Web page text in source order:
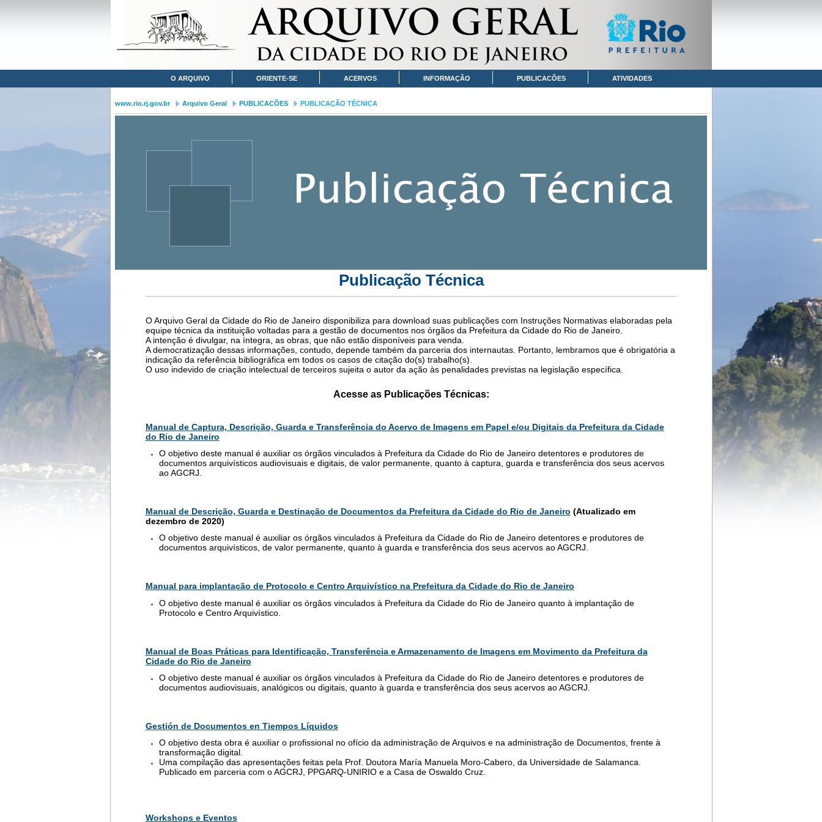
O ARQUIVO ORIENTE-SE ACERVOS INFORMAÇÃO PUBLICACÕES ATIVIDADES
www.rio.rj.gov.br Arquivo Geral PUBLICACÕES PUBLICAÇÃO TÉCNICA
Publicação Técnica
O Arquivo Geral da Cidade do Rio de Janeiro disponibiliza para download suas publicações com Instruções Normativas elaboradas pela
equipe técnica da instituição voltadas para a gestão de documentos nos órgãos da Prefeitura da Cidade do Rio de Janeiro.
A intenção é divulgar, na íntegra, as obras, que não estão disponíveis para venda.
A democratização dessas informações, contudo, depende também da parceria dos internautas. Portanto, lembramos que é obrigatória a
indicação da referência bibliográfica em todos os casos de citação do(s) trabalho(s).
O uso indevido de criação intelectual de terceiros sujeita o autor da ação às penalidades previstas na legislação específica.
Acesse as Publicações Técnicas:
Manual de Captura, Descrição, Guarda e Transferência do Acervo de Imagens em Papel e/ou Digitais da Prefeitura da Cidade
do Rio de Janeiro
O objetivo deste manual é auxiliar os órgãos vinculados à Prefeitura da Cidade do Rio de Janeiro detentores e produtores de
documentos arquivísticos audiovisuais e digitais, de valor permanente, quanto à captura, guarda e transferência dos seus acervos
ao AGCRJ.
Manual de Descrição, Guarda e Destinação de Documentos da Prefeitura da Cidade do Rio de Janeiro (Atualizado em
dezembro de 2020)
O objetivo deste manual é auxiliar os órgãos vinculados à Prefeitura da Cidade do Rio de Janeiro detentores e produtores de
documentos arquivísticos, de valor permanente, quanto à guarda e transferência dos seus acervos ao AGCRJ.
Manual para implantação de Protocolo e Centro Arquivístico na Prefeitura da Cidade do Rio de Janeiro
O objetivo deste manual é auxiliar os órgãos vinculados à Prefeitura da Cidade do Rio de Janeiro quanto à implantação de
Protocolo e Centro Arquivístico.
Manual de Boas Práticas para Identificação, Transferência e Armazenamento de Imagens em Movimento da Prefeitura da
Cidade do Rio de Janeiro
O objetivo deste manual é auxiliar os órgãos vinculados à Prefeitura da Cidade do Rio de Janeiro detentores e produtores de
documentos audiovisuais, analógicos ou digitais, quanto à guarda e transferência dos seus acervos ao AGCRJ.
Gestión de Documentos en Tiempos Líquidos
O objetivo desta obra é auxiliar o profissional no ofício da administração de Arquivos e na administração de Documentos, frente à
transformação digital.
Uma compilação das apresentações feitas pela Prof. Doutora María Manuela Moro-Cabero, da Universidade de Salamanca.
Publicado em parceria com o AGCRJ, PPGARQ-UNIRIO e a Casa de Oswaldo Cruz.
Workshops e Eventos